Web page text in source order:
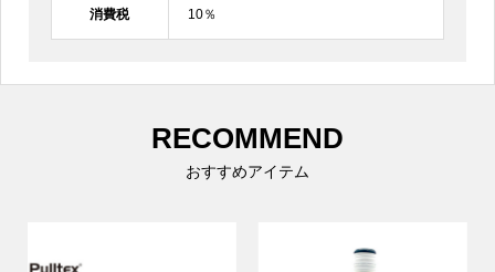
消費税 10％
RECOMMEND
おすすめアイテム